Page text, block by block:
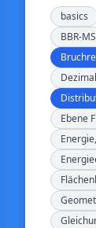
basics
BBR-
Ebene